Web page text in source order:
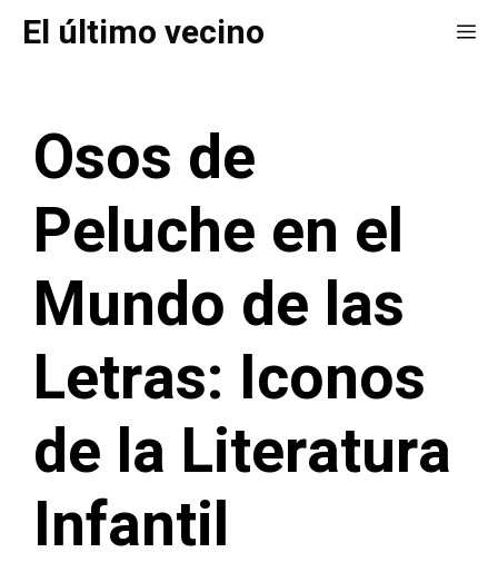
SaltarEl último vecino
Osos de
Peluche en el
Mundo de las
Letras: Iconos
de la Literatura
Infantil